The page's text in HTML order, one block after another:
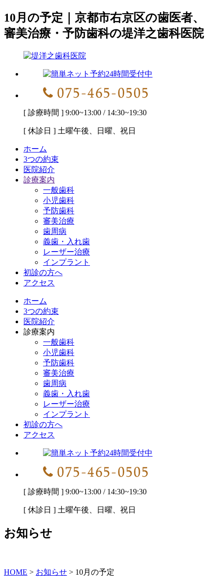
10月の予定｜京都市右京区の歯医者、
審美治療・予防歯科の堤洋之歯科医院
[ 診療時間 ] 9:00~13:00 / 14:30~19:30
[ 休診日 ] 土曜午後、日曜、祝日
ホーム
3つの約束
医院紹介
診療案内
一般歯科
小児歯科
予防歯科
審美治療
歯周病
義歯・入れ歯
レーザー治療
インプラント
初診の方へ
アクセス
ホーム
3つの約束
医院紹介
診療案内
一般歯科
小児歯科
予防歯科
審美治療
歯周病
義歯・入れ歯
レーザー治療
インプラント
初診の方へ
アクセス
[ 診療時間 ] 9:00~13:00 / 14:30~19:30
[ 休診日 ] 土曜午後、日曜、祝日
お知らせ
HOME > お知らせ > 10月の予定